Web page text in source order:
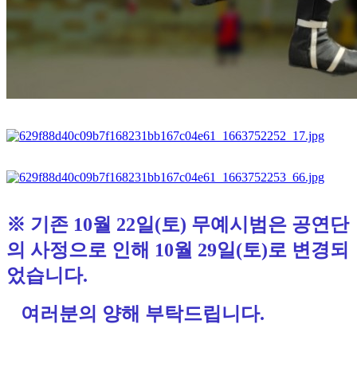
※ 기존 10월 22일(토) 무예시범은 공연단
의 사정으로 인해 10월 29일(토)로 변경되
었습니다.
여러분의 양해 부탁드립니다.